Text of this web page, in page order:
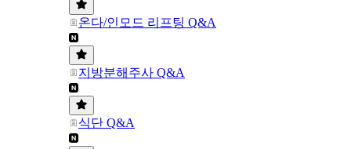
온다/인모드 리프팅 Q&A
지방분해주사 Q&A
식단 Q&A